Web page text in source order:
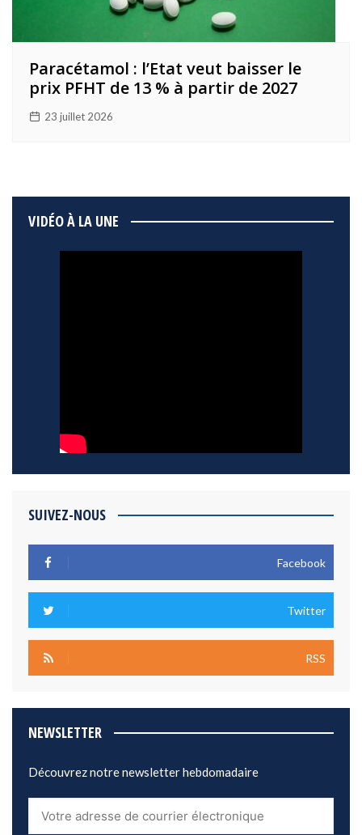
Paracétamol : l’Etat veut baisser le
prix PFHT de 13 % à partir de 2027
23 juillet 2026
VIDÉO À LA UNE
SUIVEZ-NOUS
Facebook
Twitter
RSS
NEWSLETTER
Découvrez notre newsletter hebdomadaire